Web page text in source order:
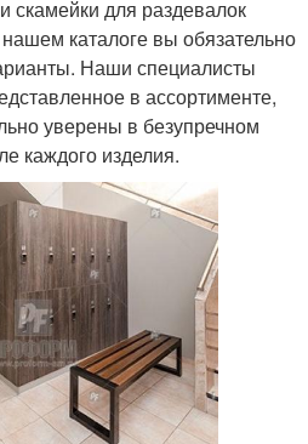
для раздевалок
каталоге вы обязательно
Наши специалисты
в ассортименте,
уверены в безупречном
каждого изделия.